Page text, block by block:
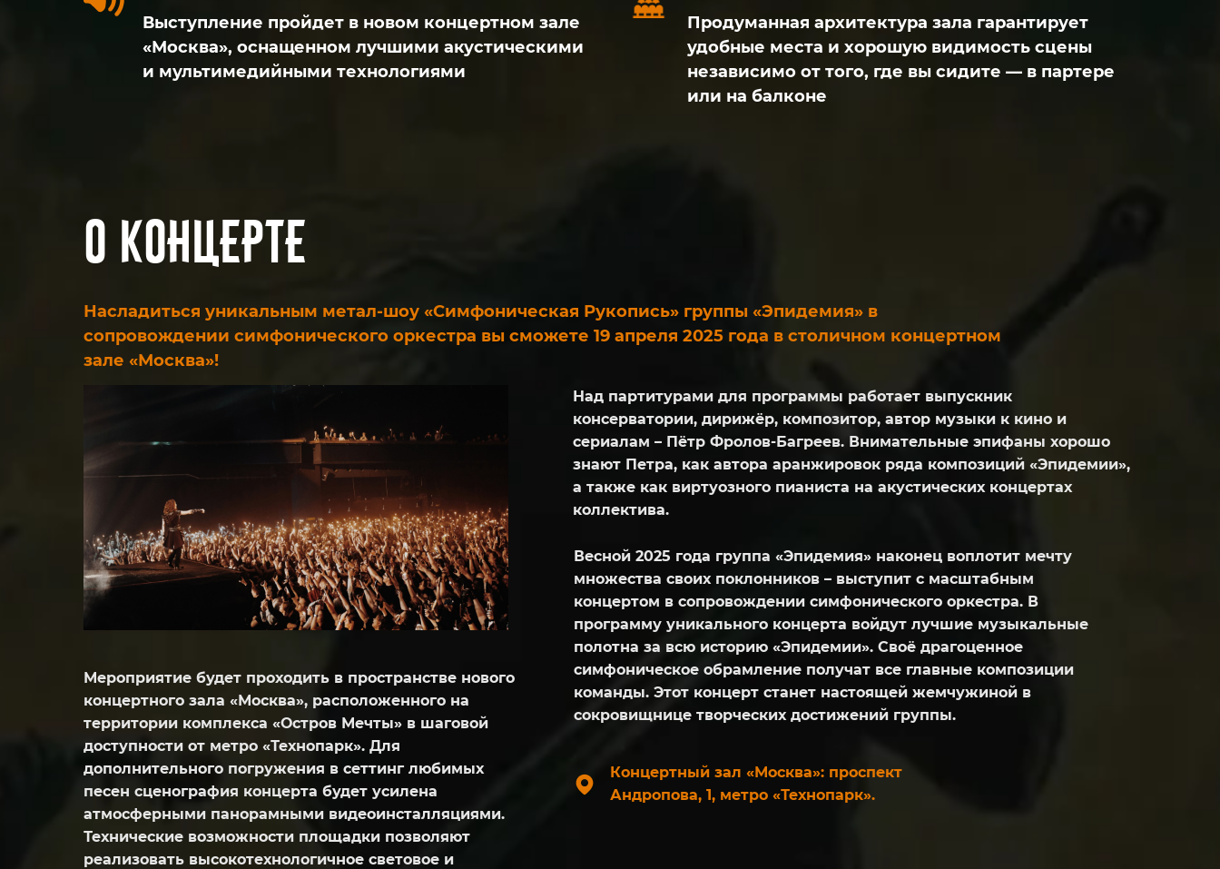
Выступление пройдет в новом концертном зале
«Москва», оснащенном лучшими акустическими
и мультимедийными технологиями
Продуманная архитектура зала гарантирует
удобные места и хорошую видимость сцены
независимо от того, где вы сидите — в партере
или на балконе
о концерте
Насладиться уникальным метал-шоу «Симфоническая Рукопись» группы «Эпидемия» в
сопровождении симфонического оркестра вы сможете 19 апреля 2025 года в столичном концертном
зале «Москва»!
Весной 2025 года группа «Эпидемия» наконец воплотит мечту
множества своих поклонников – выступит с масштабным
концертом в сопровождении симфонического оркестра. В
программу уникального концерта войдут лучшие музыкальные
полотна за всю историю «Эпидемии». Своё драгоценное
симфоническое обрамление получат все главные композиции
команды. Этот концерт станет настоящей жемчужиной в
сокровищнице творческих достижений группы.
Над партитурами для программы работает выпускник
консерватории, дирижёр, композитор, автор музыки к кино и
сериалам – Пётр Фролов-Багреев. Внимательные эпифаны хорошо
знают Петра, как автора аранжировок ряда композиций «Эпидемии»,
а также как виртуозного пианиста на акустических концертах
коллектива.
Мероприятие будет проходить в пространстве нового
концертного зала «Москва», расположенного на
территории комплекса «Остров Мечты» в шаговой
доступности от метро «Технопарк». Для
дополнительного погружения в сеттинг любимых
песен сценография концерта будет усилена
атмосферными панорамными видеоинсталляциями.
Технические возможности площадки позволяют
реализовать высокотехнологичное световое и
Концертный зал «Москва»: проспект
Андропова, 1, метро «Технопарк».